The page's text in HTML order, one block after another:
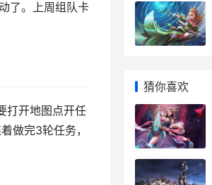
了。上周组队卡
打开地图点开任
做完3轮任务，
猜你喜欢